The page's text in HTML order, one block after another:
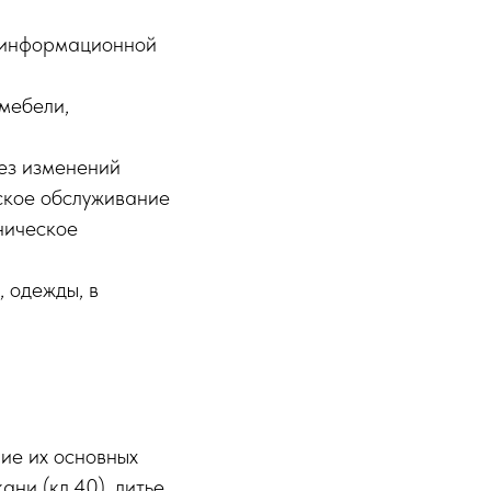
изменений
обслуживание
одежды, в
их основных